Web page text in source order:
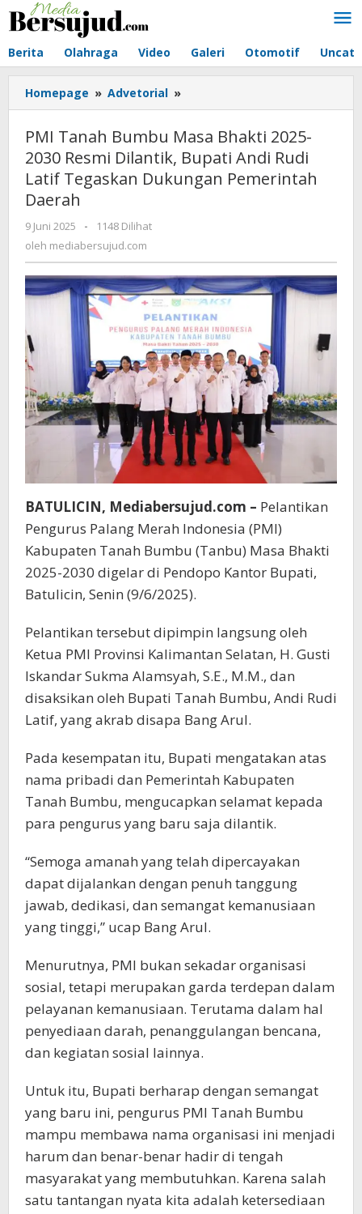
Lewati
Berita Olahraga Video Galeri Otomotif
Homepage » Advetorial »
Tanah
Masa
Bhakti
2025-
Andi
Rudi
Latif
Tegaskan
Dukungan
Pemerintah
Daerah
PMI Tanah Bumbu Masa Bhakti 2025-
2030 Resmi Dilantik, Bupati Andi Rudi
Latif Tegaskan Dukungan Pemerintah
Daerah
9 Juni 2025
oleh
mediabersujud.com
-
1148 Dilihat
oleh mediabersujud.com
BATULICIN, Mediabersujud.com – Pelantikan
Pengurus Palang Merah Indonesia (PMI)
Kabupaten Tanah Bumbu (Tanbu) Masa Bhakti
2025-2030 digelar di Pendopo Kantor Bupati,
Batulicin, Senin (9/6/2025).
Pelantikan tersebut dipimpin langsung oleh
Ketua PMI Provinsi Kalimantan Selatan, H. Gusti
Iskandar Sukma Alamsyah, S.E., M.M., dan
disaksikan oleh Bupati Tanah Bumbu, Andi Rudi
Latif, yang akrab disapa Bang Arul.
Pada kesempatan itu, Bupati mengatakan atas
nama pribadi dan Pemerintah Kabupaten
Tanah Bumbu, mengucapkan selamat kepada
para pengurus yang baru saja dilantik.
“Semoga amanah yang telah dipercayakan
dapat dijalankan dengan penuh tanggung
jawab, dedikasi, dan semangat kemanusiaan
yang tinggi,” ucap Bang Arul.
Menurutnya, PMI bukan sekadar organisasi
sosial, tetapi merupakan garda terdepan dalam
pelayanan kemanusiaan. Terutama dalam hal
penyediaan darah, penanggulangan bencana,
dan kegiatan sosial lainnya.
Untuk itu, Bupati berharap dengan semangat
yang baru ini, pengurus PMI Tanah Bumbu
mampu membawa nama organisasi ini menjadi
harum dan benar-benar hadir di tengah
masyarakat yang membutuhkan. Karena salah
satu tantangan nyata kita adalah ketersediaan